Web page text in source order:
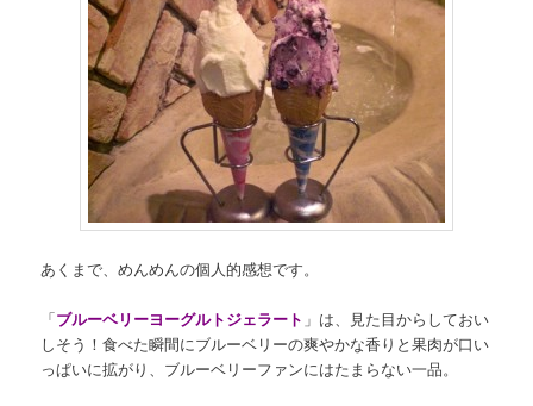
あくまで、めんめんの個人的感想です。
「ブルーベリーヨーグルトジェラート 」は、見た目からしておい
しそう！食べた瞬間にブルーベリーの爽やかな香りと果肉が口い
っぱいに拡がり、ブルーベリーファンにはたまらない一品。